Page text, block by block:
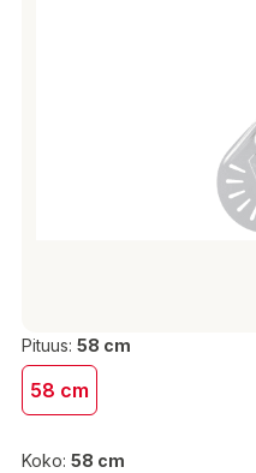
Pituus: 58 cm
58 cm
Koko: 58 cm